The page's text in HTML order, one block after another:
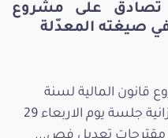
تصادق على مشروع
قانون المالية لسنة
2024، عقدت لجنة المالية والميزانية جلسة يوم الاربعاء 29